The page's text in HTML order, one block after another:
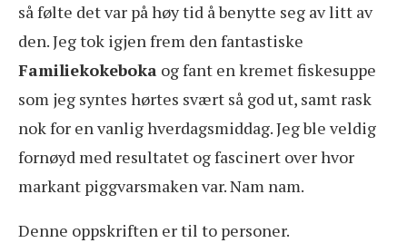
så følte det var på høy tid å benytte seg av litt av
den. Jeg tok igjen frem den fantastiske
Familiekokeboka og fant en kremet fiskesuppe
som jeg syntes hørtes svært så god ut, samt rask
nok for en vanlig hverdagsmiddag. Jeg ble veldig
fornøyd med resultatet og fascinert over hvor
markant piggvarsmaken var. Nam nam.
Denne oppskriften er til to personer.